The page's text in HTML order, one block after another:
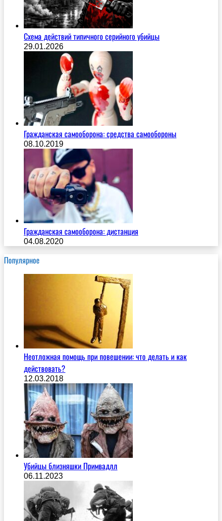
Схема действий типичного серийного убийцы
29.01.2026
Гражданская самооборона: cредства самообороны
08.10.2019
Гражданская самооборона: дистанция
04.08.2020
Популярное
Неотложная помощь при повешении: что делать и как
действовать?
12.03.2018
Убийцы близняшки Примвадлл
06.11.2023